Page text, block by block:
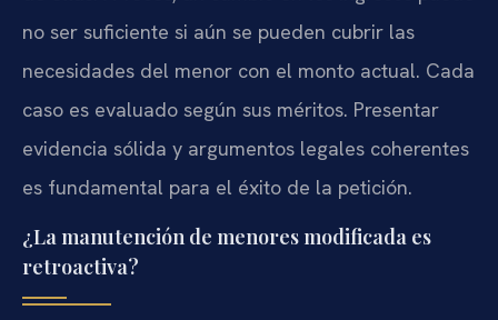
no ser suficiente si aún se pueden cubrir las
necesidades del menor con el monto actual. Cada
caso es evaluado según sus méritos. Presentar
evidencia sólida y argumentos legales coherentes
es fundamental para el éxito de la petición.
¿La manutención de menores modificada es
retroactiva?